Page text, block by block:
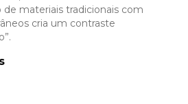
materiais tradicionais com
cria um contraste